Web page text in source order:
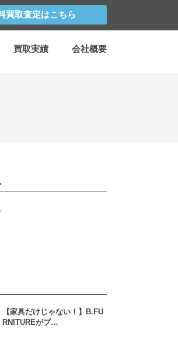
買取査定はこちら
買取実績 会社概要
【家具だけじゃない！】B.FU
RNITUREがブ…